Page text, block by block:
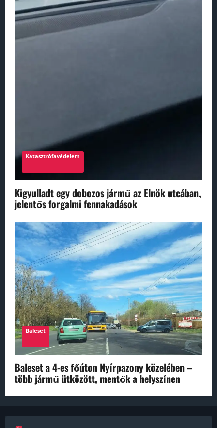
Katasztrófavédelem
Kigyulladt egy dobozos jármű az Elnök utcában,
jelentős forgalmi fennakadások
Baleset
Baleset a 4-es főúton Nyírpazony közelében –
több jármű ütközött, mentők a helyszínen